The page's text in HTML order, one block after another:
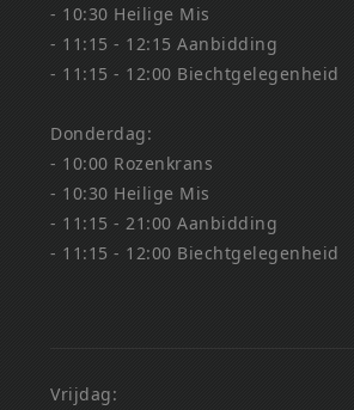
- 10:30 Heilige Mis
- 11:15 - 12:15 Aanbidding
- 11:15 - 12:00 Biechtgelegenheid
Donderdag:
- 10:00 Rozenkrans
- 10:30 Heilige Mis
- 11:15 - 21:00 Aanbidding
- 11:15 - 12:00 Biechtgelegenheid
Vrijdag: